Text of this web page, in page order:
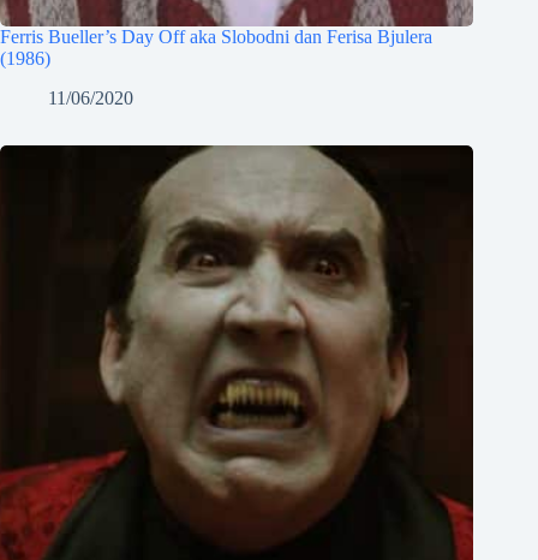
Ferris Bueller’s Day Off aka Slobodni dan Ferisa Bjulera
(1986)
11/06/2020